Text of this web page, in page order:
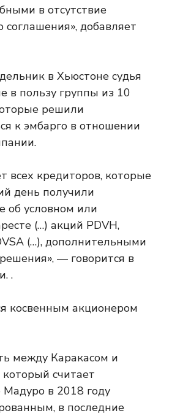
в отсутствие
соглашения», добавляет
в Хьюстоне судья
в пользу группы из 10
решили
к эмбарго в отношении
всех кредиторов, которые
день получили
об условном или
(…) акций PDVH,
(…), дополнительными
— говорится в
.
косвенным акционером
между Каракасом и
считает
Мадуро в 2018 году
в последние